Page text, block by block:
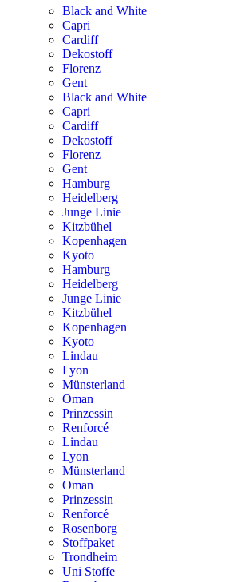
Black and White
Capri
Cardiff
Dekostoff
Florenz
Gent
Black and White
Capri
Cardiff
Dekostoff
Florenz
Gent
Hamburg
Heidelberg
Junge Linie
Kitzbühel
Kopenhagen
Kyoto
Hamburg
Heidelberg
Junge Linie
Kitzbühel
Kopenhagen
Kyoto
Lindau
Lyon
Münsterland
Oman
Prinzessin
Renforcé
Lindau
Lyon
Münsterland
Oman
Prinzessin
Renforcé
Rosenborg
Stoffpaket
Trondheim
Uni Stoffe